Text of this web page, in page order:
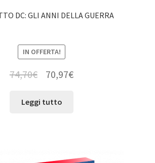
DC: GLI ANNI DELLA GUERRA
IN OFFERTA!
74,70€ 70,97€
Leggi tutto